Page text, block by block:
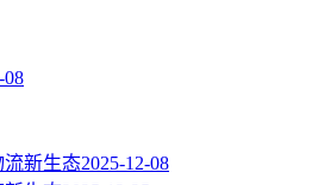
08
流新生态2025-12-08